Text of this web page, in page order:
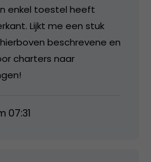
enkel toestel heeft
Lijkt me een stuk
beschrevene en
charters naar
07:31